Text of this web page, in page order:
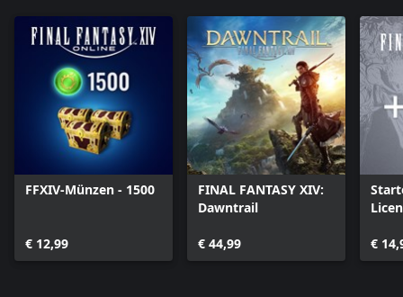
FFXIV-Münzen - 1500
€ 12,99
FINAL FANTASY XIV:
Dawntrail
€ 44,99 €